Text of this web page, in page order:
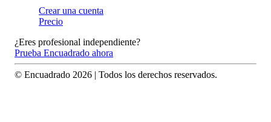
Crear una cuenta
Precio
¿Eres profesional independiente?
Prueba Encuadrado ahora
© Encuadrado 2026 | Todos los derechos reservados.